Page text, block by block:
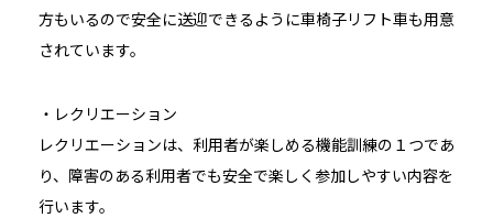
方もいるので安全に送迎できるように車椅子リフト車も用意
されています。
・レクリエーション
レクリエーションは、利用者が楽しめる機能訓練の１つであ
り、障害のある利用者でも安全で楽しく参加しやすい内容を
行います。